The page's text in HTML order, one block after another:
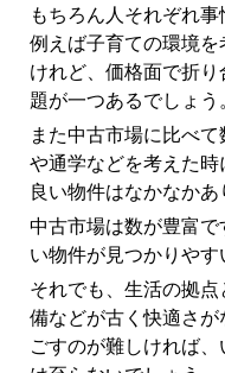
もちろん人それぞれ事
例えば子育ての環境
けれど、価格面で折
題が一つあるでしょう。
また中古市場に比べ
や通学などを考えた
良い物件はなかなかあ
中古市場は数が豊富
い物件が見つかりやす
それでも、生活の拠
備などが古く快適さ
ごすのが難しければ